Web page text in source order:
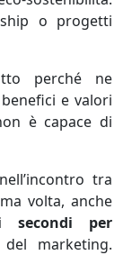
o progetti
perché ne
e valori
è capace di
tra
volta, anche
secondi per
marketing.